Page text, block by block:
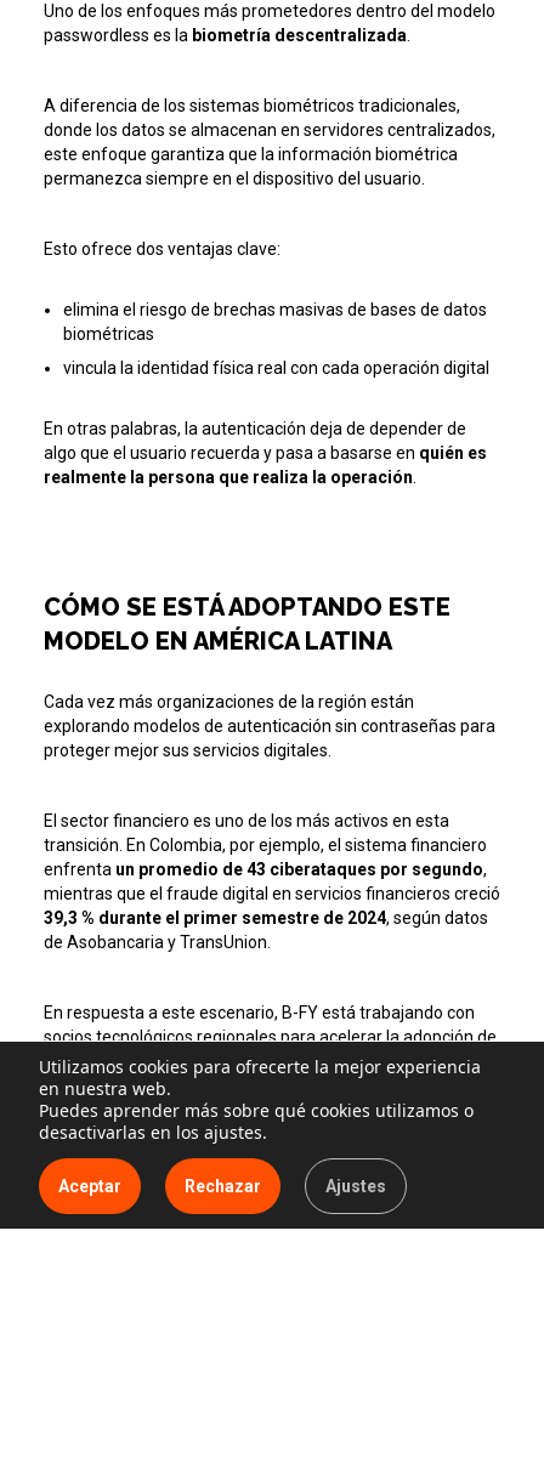
Uno de los enfoques más prometedores dentro del modelo
passwordless es la biometría descentralizada.
A diferencia de los sistemas biométricos tradicionales,
donde los datos se almacenan en servidores centralizados,
este enfoque garantiza que la información biométrica
permanezca siempre en el dispositivo del usuario.
Esto ofrece dos ventajas clave:
elimina el riesgo de brechas masivas de bases de datos
biométricas
vincula la identidad física real con cada operación digital
En otras palabras, la autenticación deja de depender de
algo que el usuario recuerda y pasa a basarse en quién es
realmente la persona que realiza la operación
CÓMO SE ESTÁ ADOPTANDO ESTE
MODELO EN AMÉRICA LATINA
Cada vez más organizaciones de la región están
explorando modelos de autenticación sin contraseñas para
proteger mejor sus servicios digitales.
El sector financiero es uno de los más activos en esta
transición. En Colombia, por ejemplo, el sistema financiero
enfrenta un promedio de 43 ciberataques por segundo,
mientras que el fraude digital en servicios financieros creció
39,3 % durante el primer semestre de 2024, según datos
de Asobancaria y TransUnion.
En respuesta a este escenario, B-FY está trabajando con
socios tecnológicos regionales para acelerar la adopción de
autenticación basada en identidad real.
Entre estas iniciativas se encuentran colaboraciones con
empresas especializadas en seguridad e infraestructura
digital como:
Utilizamos cookies para ofrecerte la mejor experiencia
en nuestra web.
Puedes aprender más sobre qué cookies utilizamos o
desactivarlas en los ajustes.
Aceptar Rechazar Ajustes